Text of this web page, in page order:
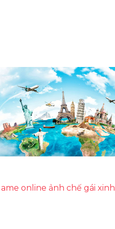
online ảnh chế gái xinh